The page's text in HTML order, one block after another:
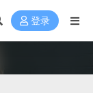
登录